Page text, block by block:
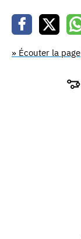
» Écouter la page